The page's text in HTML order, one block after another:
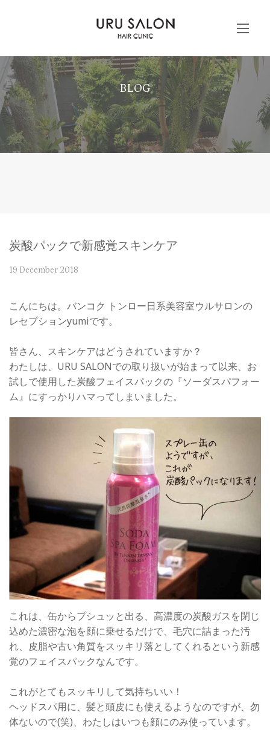
BLOG
炭酸パックで新感覚スキンケア
19 December 2018
こんにちは。バンコク トンロー日系美容室ウルサロンの
レセプションyumiです。
皆さん、スキンケアはどうされていますか？
わたしは、URU SALONでの取り扱いが始まって以来、お
試しで使用した炭酸フェイスパックの『ソーダスパフォー
ム』にすっかりハマってしまいました。
これは、缶からプシュッと出る、高濃度の炭酸ガスを閉じ
込めた濃密な泡を顔に乗せるだけで、毛穴に詰まった汚
れ、皮脂や古い角質をスッキリ落としてくれるという新感
覚のフェイスパックなんです。
これがとてもスッキリして気持ちいい！
ヘッドスパ用に、髪と頭皮にも使えるようなのですが、勿
体ないので(笑)、わたしはいつも顔にのみ使っています。